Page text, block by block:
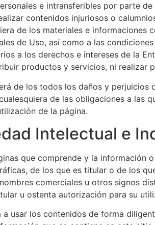
e intransferibles por parte de
contenidos injuriosos o
de los materiales e informaciones
de Uso, así como a las
a los derechos e intereses de la
productos y servicios, ni realizar
de los todos los daños y
de las obligaciones a las
de la página.
Intelectual e
que comprende y la información
de los que es titular o de los
comerciales u otros signos
u ostenta autorización para su
a usar los contenidos de forma